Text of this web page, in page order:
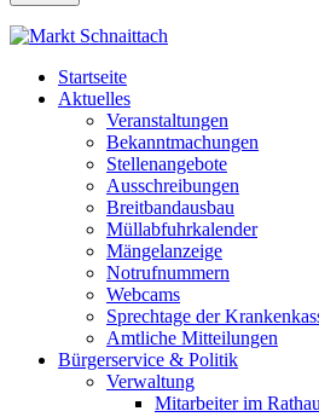
Startseite
Aktuelles
Veranstaltungen
Bekanntmachungen
Stellenangebote
Ausschreibungen
Breitbandausbau
Müllabfuhrkalender
Mängelanzeige
Notrufnummern
Webcams
Sprechtage der
Amtliche Mitteilungen
Bürgerservice & Politik
Verwaltung
Mitarbeiter im